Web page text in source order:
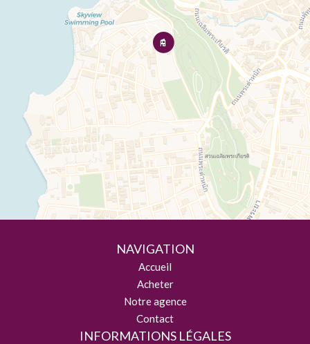
NAVIGATION
Accueil
Acheter
Notre agence
Contact
INFORMATIONS LÉGALES